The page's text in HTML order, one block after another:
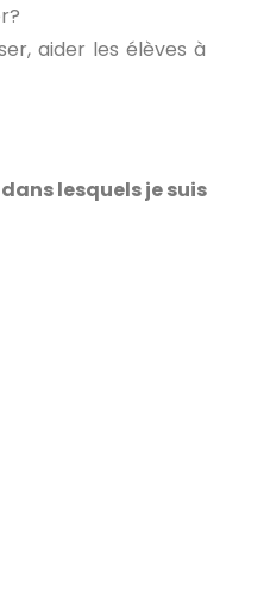
aider les élèves à
lesquels je suis